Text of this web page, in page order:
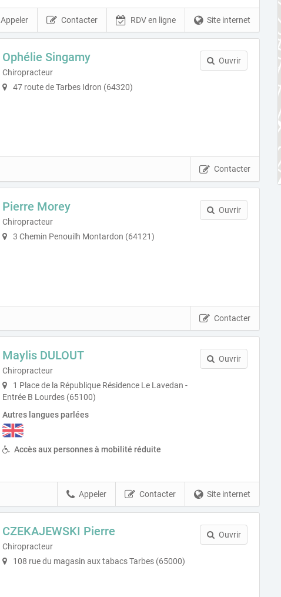
Site internet
RDV en ligne
Contacter
Appeler
Ophélie Singamy
Chiropracteur
47 route de Tarbes Idron (64320)
Ouvrir
Contacter
Pierre Morey
Chiropracteur
3 Chemin Penouilh Montardon (64121)
Ouvrir
Contacter
Maylis DULOUT
Chiropracteur
1 Place de la République Résidence Le Lavedan -
Entrée B Lourdes (65100)
Autres langues parlées
Accès aux personnes à mobilité réduite
Ouvrir
Site internet
Contacter
Appeler
CZEKAJEWSKI Pierre
Chiropracteur
108 rue du magasin aux tabacs Tarbes (65000)
Ouvrir